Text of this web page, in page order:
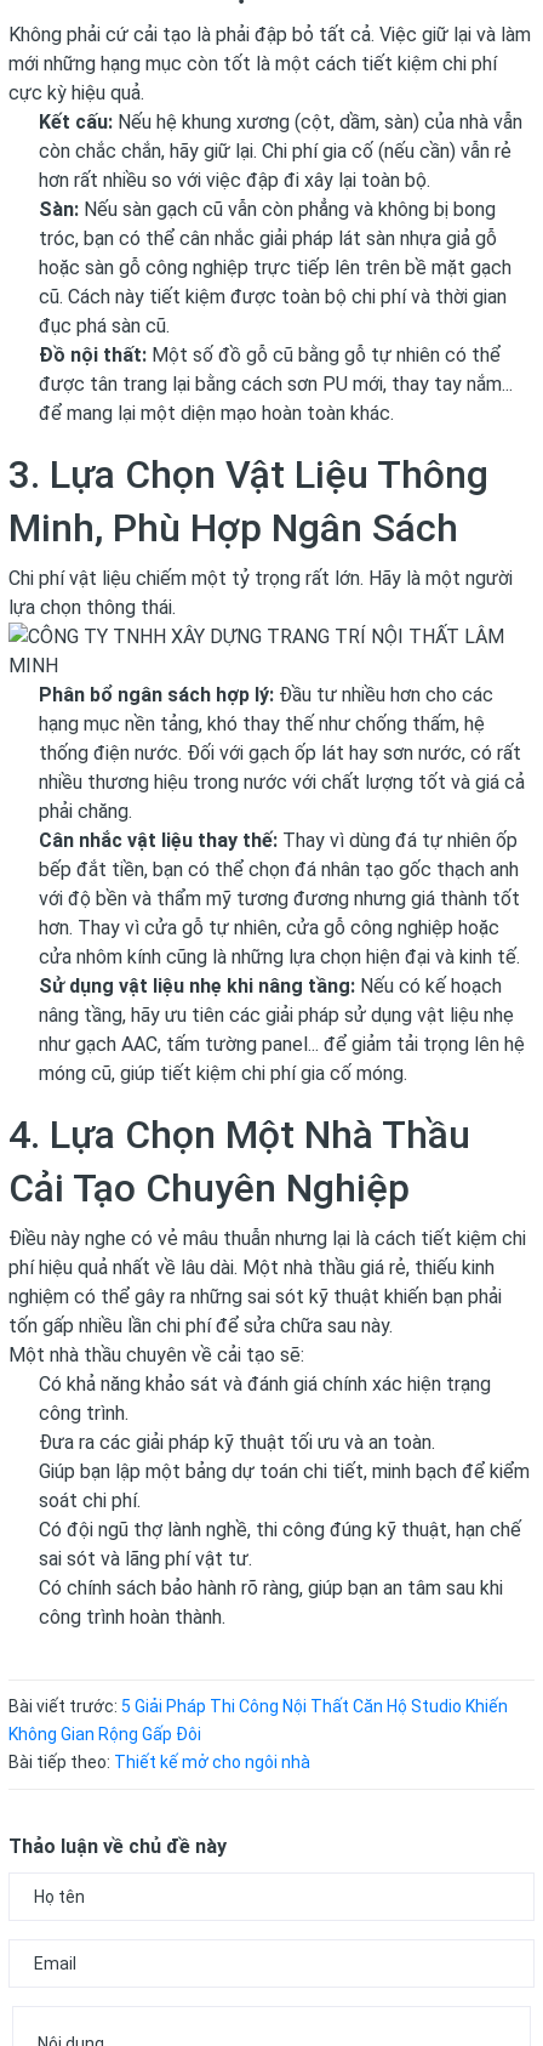
Không phải cứ cải tạo là phải đập bỏ tất cả. Việc giữ lại và làm
mới những hạng mục còn tốt là một cách tiết kiệm chi phí
cực kỳ hiệu quả.
Kết cấu: Nếu hệ khung xương (cột, dầm, sàn) của nhà vẫn
còn chắc chắn, hãy giữ lại. Chi phí gia cố (nếu cần) vẫn rẻ
hơn rất nhiều so với việc đập đi xây lại toàn bộ.
Sàn: Nếu sàn gạch cũ vẫn còn phẳng và không bị bong
tróc, bạn có thể cân nhắc giải pháp lát sàn nhựa giả gỗ
hoặc sàn gỗ công nghiệp trực tiếp lên trên bề mặt gạch
cũ. Cách này tiết kiệm được toàn bộ chi phí và thời gian
đục phá sàn cũ.
Đồ nội thất: Một số đồ gỗ cũ bằng gỗ tự nhiên có thể
được tân trang lại bằng cách sơn PU mới, thay tay nắm...
để mang lại một diện mạo hoàn toàn khác.
3. Lựa Chọn Vật Liệu Thông
Minh, Phù Hợp Ngân Sách
Chi phí vật liệu chiếm một tỷ trọng rất lớn. Hãy là một người
lựa chọn thông thái.
Phân bổ ngân sách hợp lý: Đầu tư nhiều hơn cho các
hạng mục nền tảng, khó thay thế như chống thấm, hệ
thống điện nước. Đối với gạch ốp lát hay sơn nước, có rất
nhiều thương hiệu trong nước với chất lượng tốt và giá cả
phải chăng.
Cân nhắc vật liệu thay thế: Thay vì dùng đá tự nhiên ốp
bếp đắt tiền, bạn có thể chọn đá nhân tạo gốc thạch anh
với độ bền và thẩm mỹ tương đương nhưng giá thành tốt
hơn. Thay vì cửa gỗ tự nhiên, cửa gỗ công nghiệp hoặc
cửa nhôm kính cũng là những lựa chọn hiện đại và kinh tế.
Sử dụng vật liệu nhẹ khi nâng tầng: Nếu có kế hoạch
nâng tầng, hãy ưu tiên các giải pháp sử dụng vật liệu nhẹ
như gạch AAC, tấm tường panel... để giảm tải trọng lên hệ
móng cũ, giúp tiết kiệm chi phí gia cố móng.
4. Lựa Chọn Một Nhà Thầu
Cải Tạo Chuyên Nghiệp
Điều này nghe có vẻ mâu thuẫn nhưng lại là cách tiết kiệm chi
phí hiệu quả nhất về lâu dài. Một nhà thầu giá rẻ, thiếu kinh
nghiệm có thể gây ra những sai sót kỹ thuật khiến bạn phải
tốn gấp nhiều lần chi phí để sửa chữa sau này.
Một nhà thầu chuyên về cải tạo sẽ:
Có khả năng khảo sát và đánh giá chính xác hiện trạng
công trình.
Đưa ra các giải pháp kỹ thuật tối ưu và an toàn.
Giúp bạn lập một bảng dự toán chi tiết, minh bạch để kiểm
soát chi phí.
Có đội ngũ thợ lành nghề, thi công đúng kỹ thuật, hạn chế
sai sót và lãng phí vật tư.
Có chính sách bảo hành rõ ràng, giúp bạn an tâm sau khi
công trình hoàn thành.
Bài viết trước: 5 Giải Pháp Thi Công Nội Thất Căn Hộ Studio Khiến
Không Gian Rộng Gấp Đôi
Bài tiếp theo: Thiết kế mở cho ngôi nhà
Thảo luận về chủ đề này